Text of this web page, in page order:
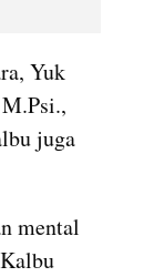
Yuk
juga
mental